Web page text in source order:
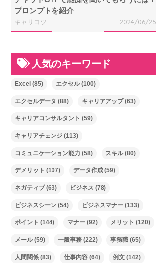
プロンプトを紹介
キャリコツ 2024/06/25
人気のキーワード
Excel (85) エクセル(100)
エクセルデータ (88) キャリアアップ(63)
キャリアコンサルタント (59)
キャリアチェンジ (113)
コミュニケーション能力 (58) スキル(80)
デメリット (107) データ作成 (59)
ネガティブ(63) ビジネス (78)
ビジネスシーン (54) ビジネスマナー (133)
ポイント (144) マナー (92) メリット (120)
メール(59) 一般事務 (222) 事務職 (65)
人間関係 (83) 仕事内容 (64) 例文 (142)